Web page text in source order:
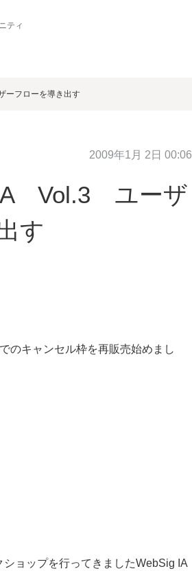
ティ
ーフローを導き出す
2009年1月 2日 00:06
IA Vol.3 ユーザ
す
のキャンセル枠を再販売始めまし
ョップを行ってきましたWebSig IA